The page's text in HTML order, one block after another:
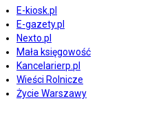
E-kiosk.pl
E-gazety.pl
Nexto.pl
Mała księgowość
Kancelarierp.pl
Wieści Rolnicze
Życie Warszawy